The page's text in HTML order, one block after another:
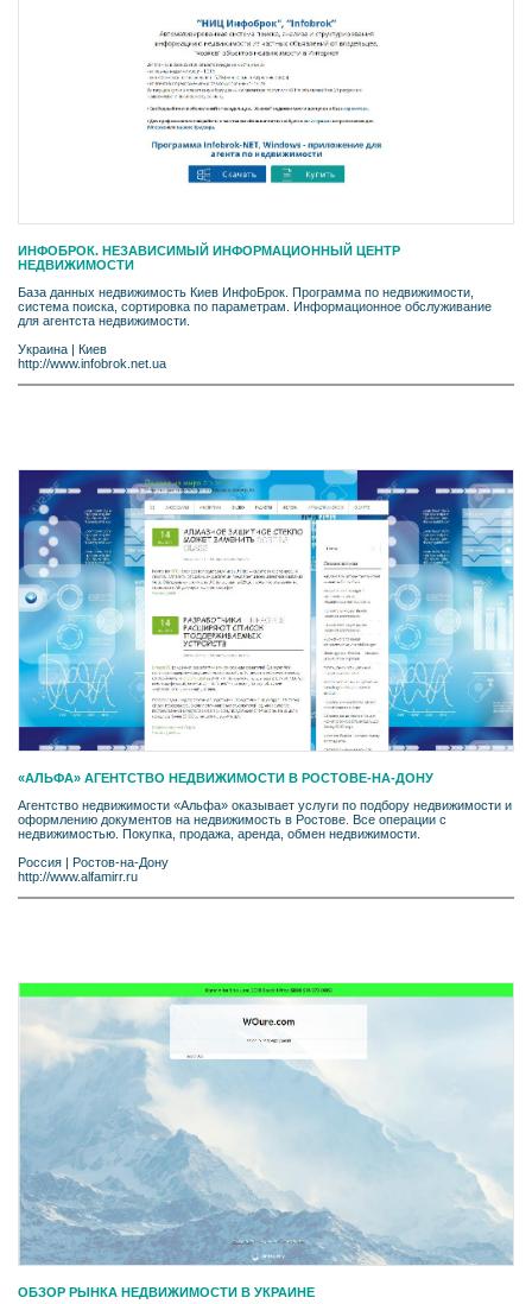
ИНФОБРОК. НЕЗАВИСИМЫЙ ИНФОРМАЦИОННЫЙ ЦЕНТР
НЕДВИЖИМОСТИ
База данных недвижимость Киев ИнфоБрок. Программа по недвижимости,
система поиска, сортировка по параметрам. Информационное обслуживание
для агентста недвижимости.
Украина | Киев
http://www.infobrok.net.ua
«АЛЬФА» АГЕНТСТВО НЕДВИЖИМОСТИ В РОСТОВЕ-НА-ДОНУ
Агентство недвижимости «Альфа» оказывает услуги по подбору недвижимости и
оформлению документов на недвижимость в Ростове. Все операции с
недвижимостью. Покупка, продажа, аренда, обмен недвижимости.
Россия
Ростов-на-Дону
http://www.alfamirr.ru
ОБЗОР РЫНКА НЕДВИЖИМОСТИ В УКРАИНЕ